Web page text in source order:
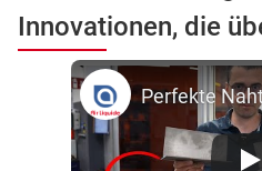
Innovationen, die